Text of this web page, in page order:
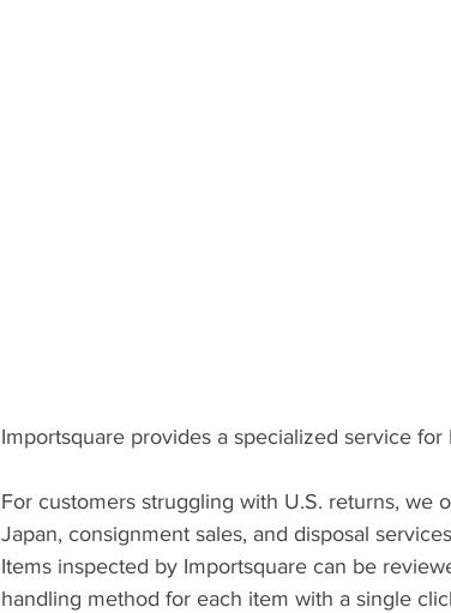
Importsquare provides a specialized service
For customers struggling with U.S. returns, we
Japan, consignment sales, and disposal
Items inspected by Importsquare can be
handling method for each item with a single